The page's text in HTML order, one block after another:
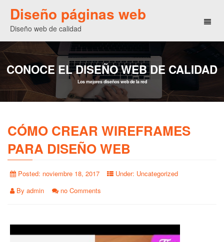
Diseño páginas web
Diseño web de calidad
CONOCE EL DISEÑO WEB DE CALIDAD
Los mejores diseños web de la red
CÓMO CREAR WIREFRAMES
PARA DISEÑO WEB
Posted: noviembre 18, 2017 Under: Uncategorized
By admin no Comments